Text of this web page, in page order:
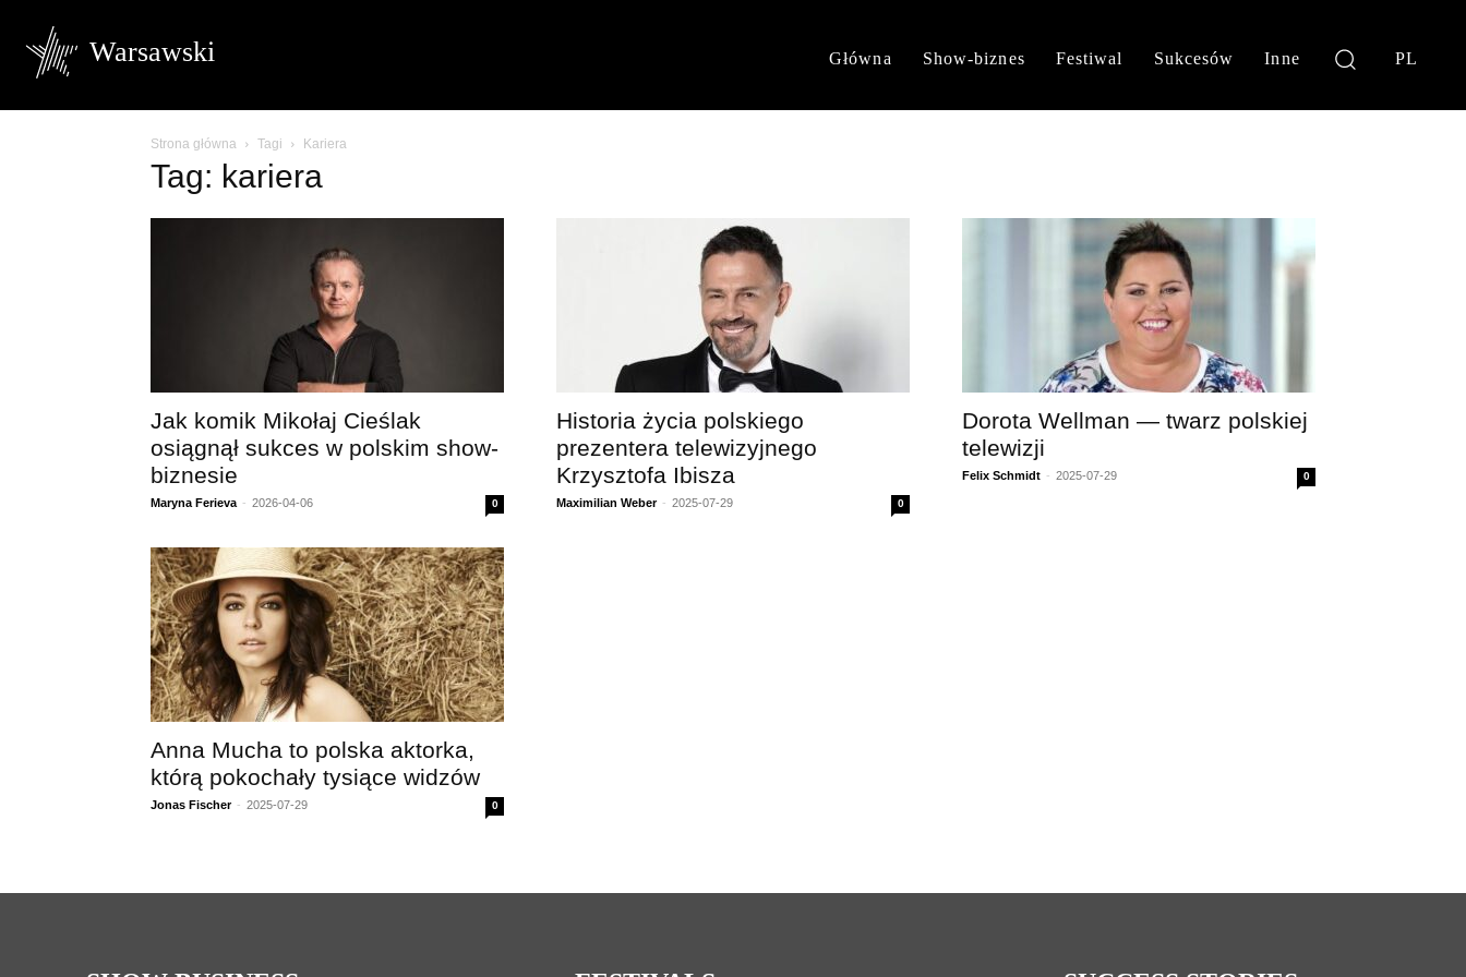
Warsawski Główna Show-biznes Festiwal Sukcesów Inne PL
Strona główna Tagi Kariera
Tag: kariera
Jak komik Mikołaj Cieślak
osiągnął sukces w polskim show-
biznesie
Maryna Ferieva - 2026-04-06 0
Historia życia polskiego
prezentera telewizyjnego
Krzysztofa Ibisza
Maximilian Weber - 2025-07-29 0
Dorota Wellman — twarz polskiej
telewizji
Felix Schmidt - 2025-07-29 0
Anna Mucha to polska aktorka,
którą pokochały tysiące widzów
Jonas Fischer - 2025-07-29 0